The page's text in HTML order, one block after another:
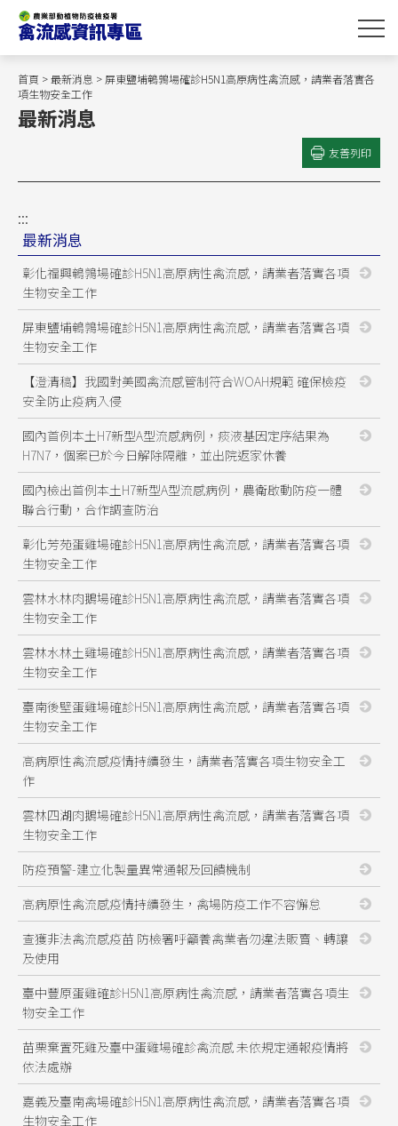
主
首頁 >最新消息 > 屏東鹽埔鵪鶉場確診H5N1高原病性禽流感，請業者落實各
項生物安全工作
最新消息
友善列印
:::
最新消息
彰化福興鵪鶉場確診H5N1高原病性禽流感，請業者落實各項
生物安全工作
屏東鹽埔鵪鶉場確診H5N1高原病性禽流感，請業者落實各項
生物安全工作
【澄清稿】我國對美國禽流感管制符合WOAH規範 確保檢疫
安全防止疫病入侵
國內首例本土H7新型A型流感病例，痰液基因定序結果為
H7N7，個案已於今日解除隔離，並出院返家休養
國內檢出首例本土H7新型A型流感病例，農衛啟動防疫一體
聯合行動，合作調查防治
彰化芳苑蛋雞場確診H5N1高原病性禽流感，請業者落實各項
生物安全工作
雲林水林肉鵝場確診H5N1高原病性禽流感，請業者落實各項
生物安全工作
雲林水林土雞場確診H5N1高原病性禽流感，請業者落實各項
生物安全工作
臺南後壁蛋雞場確診H5N1高原病性禽流感，請業者落實各項
生物安全工作
高病原性禽流感疫情持續發生，請業者落實各項生物安全工
作
雲林四湖肉鵝場確診H5N1高原病性禽流感，請業者落實各項
生物安全工作
防疫預警-建立化製量異常通報及回饋機制
高病原性禽流感疫情持續發生，禽場防疫工作不容懈怠
查獲非法禽流感疫苗 防檢署呼籲養禽業者勿違法販賣、轉讓
及使用
臺中豐原蛋雞確診H5N1高原病性禽流感，請業者落實各項生
物安全工作
苗栗棄置死雞及臺中蛋雞場確診禽流感 未依規定通報疫情將
依法處辦
嘉義及臺南禽場確診H5N1高原病性禽流感，請業者落實各項
生物安全工作